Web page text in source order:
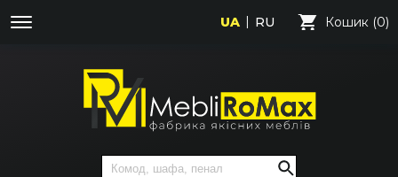
UA RU Кошик (0)